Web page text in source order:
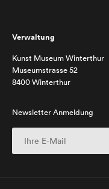
Verwaltung
Kunst Museum Winterthur
Museumstrasse 52
8400 Winterthur
Newsletter Anmeldung